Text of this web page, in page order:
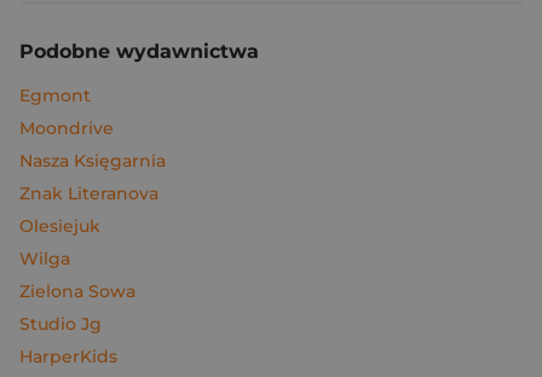
Podobne wydawnictwa
Egmont
Moondrive
Nasza Księgarnia
Znak Literanova
Olesiejuk
Wilga
Zielona Sowa
Studio Jg
HarperKids